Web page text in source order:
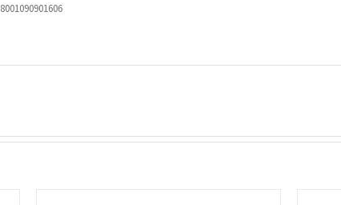
8001090901606